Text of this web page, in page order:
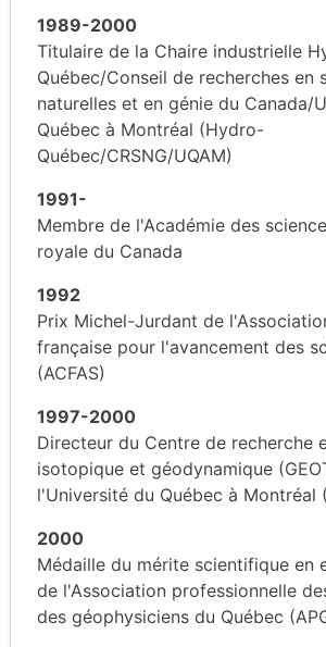
1989-2000
Titulaire de la Chaire industrielle
Québec/Conseil de recherches en
naturelles et en génie du Canada/
Québec à Montréal (Hydro-
Québec/CRSNG/UQAM)
1991-
Membre de l'Académie des
royale du Canada
1992
Prix Michel-Jurdant de
française pour l'avancement des
(ACFAS)
1997-2000
Directeur du Centre de recherche
isotopique et géodynamique
l'Université du Québec à Montréal
2000
Médaille du mérite scientifique en
de l'Association professionnelle
des géophysiciens du Québec